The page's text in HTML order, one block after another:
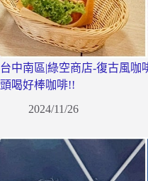
台中南區|綠空商店-復古風咖
頭喝好棒咖啡!!
2024/11/26